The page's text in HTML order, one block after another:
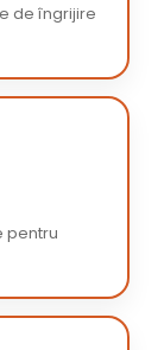
de îngrijire
pentru